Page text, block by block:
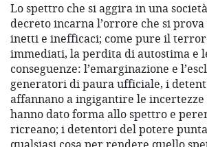
Lo spettro che si aggira in una
decreto incarna l’orrore che si
inetti e inefficaci; come pure il
immediati, la perdita di autostima e
conseguenze: l’emarginazione e
generatori di paura ufficiale, i
affannano a ingigantire le incertezze
hanno dato forma allo spettro e
ricreano; i detentori del potere